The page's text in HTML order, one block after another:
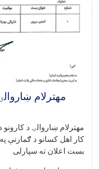
مهترلام ښاروالۍ د
کار اهل کسانو د ګمارنې
بست اعلان ته سپارلی